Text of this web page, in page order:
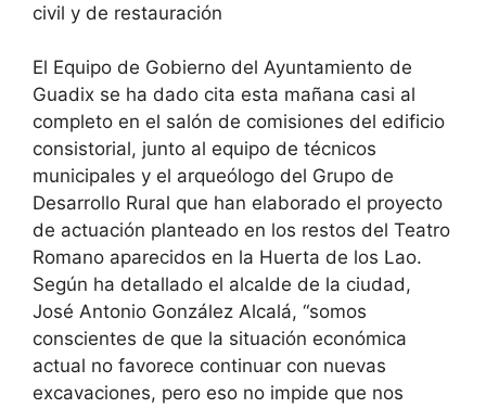
civil y de restauración
El Equipo de Gobierno del Ayuntamiento de
Guadix se ha dado cita esta mañana casi al
completo en el salón de comisiones del edificio
consistorial, junto al equipo de técnicos
municipales y el arqueólogo del Grupo de
Desarrollo Rural que han elaborado el proyecto
de actuación planteado en los restos del Teatro
Romano aparecidos en la Huerta de los Lao.
Según ha detallado el alcalde de la ciudad,
José Antonio González Alcalá, “somos
conscientes de que la situación económica
actual no favorece continuar con nuevas
excavaciones, pero eso no impide que nos